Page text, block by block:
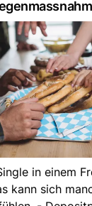
in einem
kann sich